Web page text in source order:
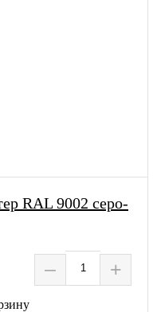
RAL 9002 серо-
– +